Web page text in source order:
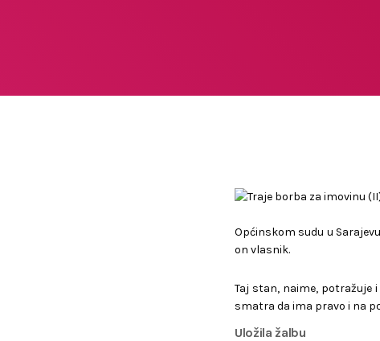
Općinskom sudu u
on vlasnik.
Taj stan, naime, potražuje
smatra da ima pravo i na
Uložila žalbu